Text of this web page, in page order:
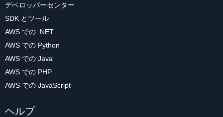
デベロッパーセンター
SDK とツール
AWS での .NET
AWS での Python
AWS での Java
AWS での PHP
AWS での JavaScript
ヘルプ